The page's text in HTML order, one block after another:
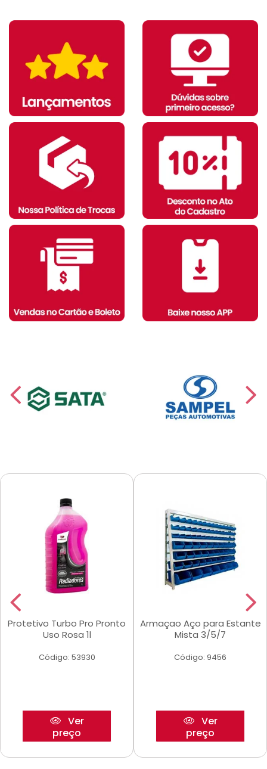
Protetivo Turbo Pro Pronto
Uso Rosa 1l
Código: 53930
Ver
preço
Armaçao Aço para Estante
Mista 3/5/7
Código: 9456
Ver
preço